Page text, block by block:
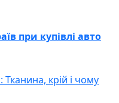
при купівлі авто
крій і чому